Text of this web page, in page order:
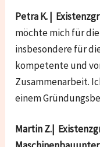
Petra K. |
möchte mich für
insbesondere für
kompetente und
Zusammenarbeit.
einem
Martin Z.|